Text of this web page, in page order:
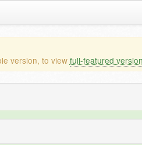
version, to view full-featured version